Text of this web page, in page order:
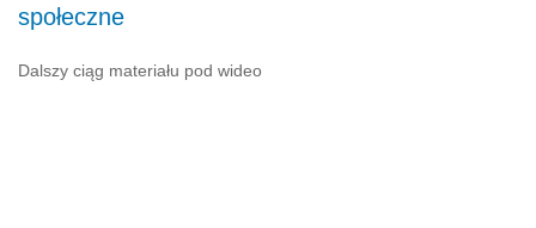
społeczne
Dalszy ciąg materiału pod wideo